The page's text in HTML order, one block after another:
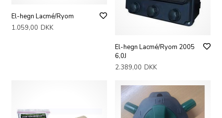
El-hegn Lacmé/Ryom
1.059,00 DKK
El-hegn Lacmé/Ryom 2005
6,0J
2.389,00 DKK